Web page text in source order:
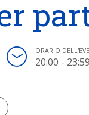
ORARIO
20:00 -